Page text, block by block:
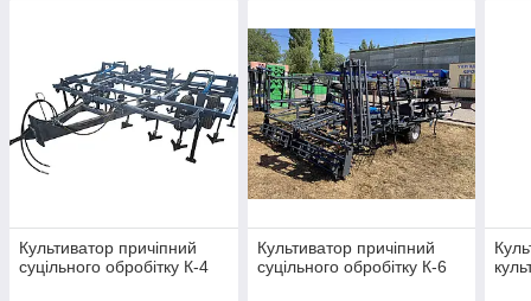
Культиватор причіпний
суцільного обробітку К-4
Культиватор причіпний
суцільного обробітку К-6